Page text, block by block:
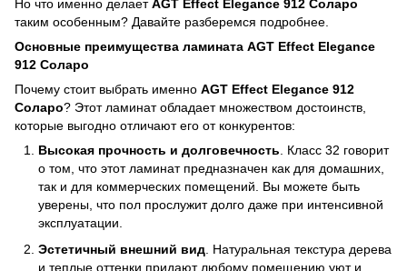
Но что именно делаетAGT Effect Elegance 912 Соларо
таким особенным? Давайте разберемся подробнее.
Основные преимущества ламината AGT Effect Elegance
912 Соларо
Почему стоит выбрать именно AGT Effect Elegance 912
Соларо? Этот ламинат обладает множеством достоинств,
которые выгодно отличают его от конкурентов:
Высокая прочность и долговечность. Класс 32 говорит
о том, что этот ламинат предназначен как для домашних,
так и для коммерческих помещений. Вы можете быть
уверены, что пол прослужит долго даже при интенсивной
эксплуатации.
Эстетичный внешний вид . Натуральная текстура дерева
и теплые оттенки придают любому помещению уют и